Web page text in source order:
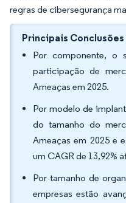
regras de cibersegurança
Principais
Por componente, o
participação de
Ameaças em 2025.
Por modelo de
do tamanho do
Ameaças em 2025 e
um CAGR de 13,92%
Por tamanho de
empresas estão